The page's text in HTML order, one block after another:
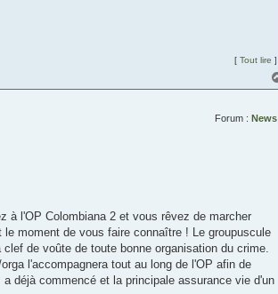
[ Tout lire ]
Forum : News
à l'OP Colombiana 2 et vous rêvez de marcher
moment de vous faire connaître ! Le groupuscule
de voûte de toute bonne organisation du crime.
l'accompagnera tout au long de l'OP afin de
déjà commencé et la principale assurance vie d'un